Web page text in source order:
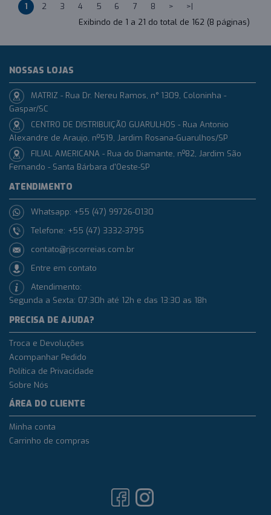
1 2 3 4 5 6 7 8 >
>|
Exibindo de 1 a 21 do total de 162 (8 páginas)
NOSSAS LOJAS
MATRIZ - Rua Dr. Nereu Ramos, n° 1309, Coloninha -
Gaspar/SC
CENTRO DE DISTRIBUIÇÃO GUARULHOS - Rua Antonio
Alexandre de Araujo, nº519, Jardim Rosana-Guarulhos/SP
FILIAL AMERICANA - Rua do Diamante, nº82, Jardim São
Fernando - Santa Bárbara d'Oeste-SP
ATENDIMENTO
Whatsapp: +55 (47) 99726-0130
Telefone: +55 (47) 3332-3795
contato@rjscorreias.com.br
Entre em contato
Atendimento:
Segunda a Sexta: 07:30h até 12h e das 13:30 as 18h
PRECISA DE AJUDA?
Troca e Devoluções
Acompanhar Pedido
Política de Privacidade
Sobre Nós
ÁREA DO CLIENTE
Minha conta
Carrinho de compras